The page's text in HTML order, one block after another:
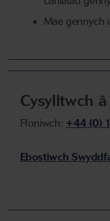
Mae gennych
Cysylltwch â
Ffoniwch: +44 (0)
Ebostiwch